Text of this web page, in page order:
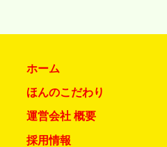
ホーム
ほんのこだわり
運営会社 概要
採用情報